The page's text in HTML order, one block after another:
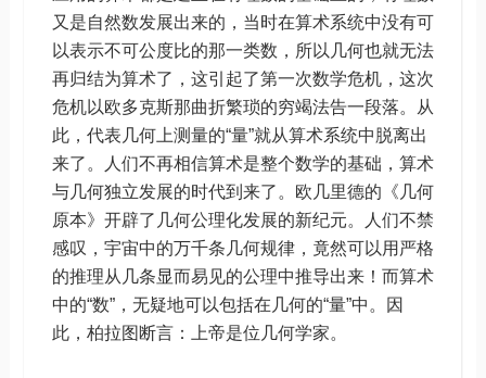
又是自然数发展出来的，当时在算术系统中没有可
以表示不可公度比的那一类数，所以几何也就无法
再归结为算术了，这引起了第一次数学危机，这次
危机以欧多克斯那曲折繁琐的穷竭法告一段落。从
此，代表几何上测量的“量”就从算术系统中脱离出
来了。人们不再相信算术是整个数学的基础，算术
与几何独立发展的时代到来了。欧几里德的《几何
原本》开辟了几何公理化发展的新纪元。人们不禁
感叹，宇宙中的万千条几何规律，竟然可以用严格
的推理从几条显而易见的公理中推导出来！而算术
中的“数”，无疑地可以包括在几何的“量”中。因
此，柏拉图断言：上帝是位几何学家。